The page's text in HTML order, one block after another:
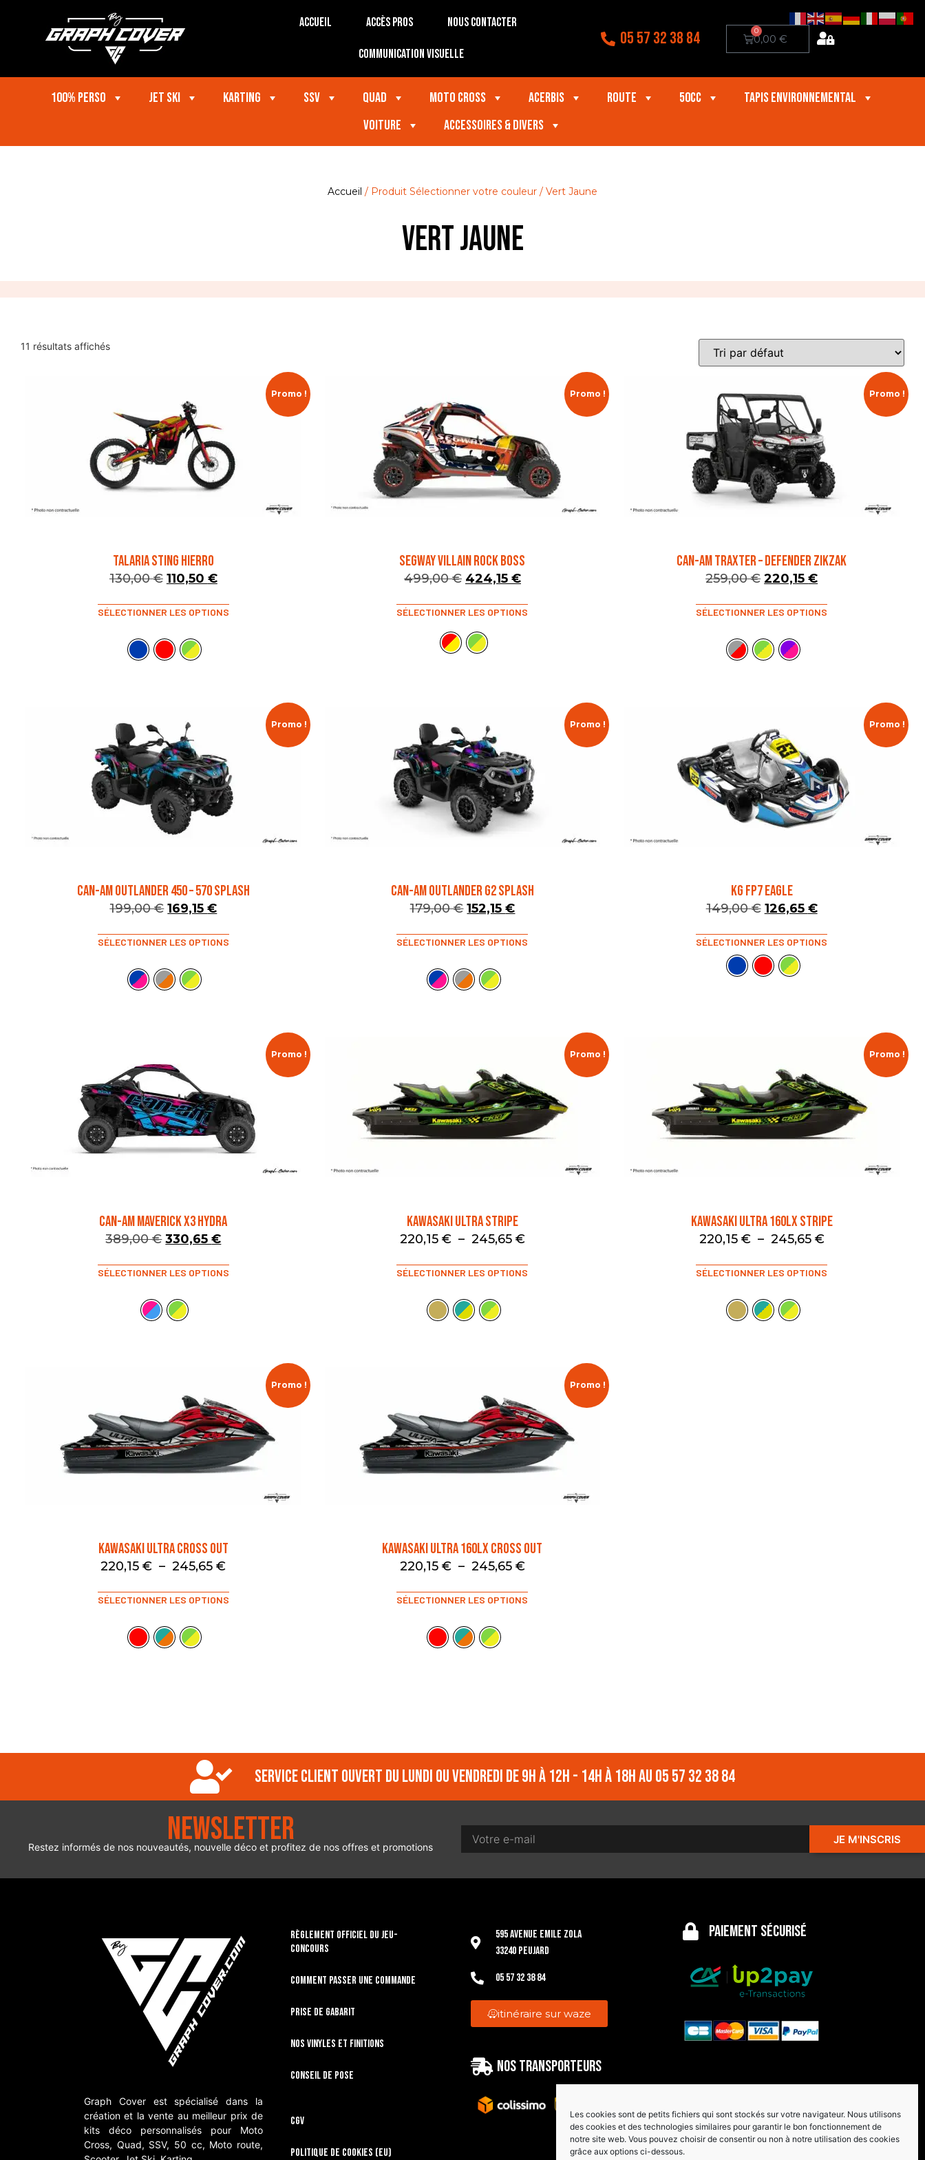
Les cookies sont de petits fichiers qui sont stockés sur votre navigateur. Nous utilisons
des cookies et des technologies similaires pour garantir le bon fonctionnement de
notre site web. Vous pouvez choisir de consentir ou non à notre utilisation des cookies
grâce aux options ci-dessous.
Accueil Accès Pros Nous contacter
Communication visuelle
05 57 32 38 84 0,00 €
0
100% perso Jet ski Karting SSV Quad Moto Cross Acerbis Route 50cc
Tapis Environnemental
VOITURE
Accessoires & divers
Accueil / Produit Sélectionner votre couleur / Vert Jaune
Vert Jaune
11 résultats affichés
Promo !
TALARIA STING HIERRO
130,00€ 110,50 €
SÉLECTIONNER LES OPTIONS
Promo !
SEGWAY VILLAIN ROCK BOSS
499,00€ 424,15 €
SÉLECTIONNER LES OPTIONS
Promo !
CAN-AM TRAXTER – DEFENDER ZIKZAK
259,00€ 220,15€
SÉLECTIONNER LES OPTIONS
Promo !
CAN-AM OUTLANDER 450 – 570 SPLASH
199,00€ 169,15€
SÉLECTIONNER LES OPTIONS
Promo !
CAN-AM OUTLANDER G2 SPLASH
179,00€ 152,15€
SÉLECTIONNER LES OPTIONS
Promo !
KG FP7 EAGLE
149,00€ 126,65 €
SÉLECTIONNER LES OPTIONS
Promo !
CAN-AM MAVERICK X3 HYDRA
389,00€ 330,65€
SÉLECTIONNER LES OPTIONS
Promo !
KAWASAKI ULTRA STRIPE
220,15 € – 245,65 €
SÉLECTIONNER LES OPTIONS
Promo !
KAWASAKI ULTRA 160LX STRIPE
220,15 € – 245,65 €
SÉLECTIONNER LES OPTIONS
Promo !
KAWASAKI ULTRA CROSS OUT
220,15€ – 245,65€
SÉLECTIONNER LES OPTIONS
Promo !
KAWASAKI ULTRA 160LX CROSS OUT
220,15 € – 245,65 €
SÉLECTIONNER LES OPTIONS
Service client ouvert du lundi ou vendredi de 9h à 12h - 14h à 18h au 05 57 32 38 84
Newsletter
Restez informés de nos nouveautés, nouvelle déco et profitez de nos offres et promotions
JE M'INSCRIS
Graph Cover est spécialisé dans la
création et la vente au meilleur prix de
kits déco personnalisés pour Moto
Cross, Quad, SSV, 50 cc, Moto route,
RÈGLEMENT OFFICIEL DU JEU-
CONCOURS
Comment passer une commande
Prise de gabarit
Nos vinyles et finitions
Conseil de pose
CGV
Politique de cookies (EU)
595 Avenue Emile Zola
33240 Peujard
05 57 32 38 84
itinéraire sur waze
Nos transporteurs
Paiement sécurisé